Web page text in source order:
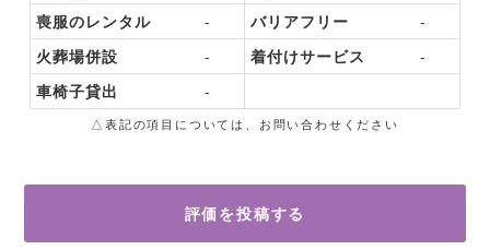
喪服のレンタル
- バリアフリー
-
火葬場併設
- 着付けサービス
-
車椅子貸出
-
△表記の項目については、お問い合わせください
評価を投稿する